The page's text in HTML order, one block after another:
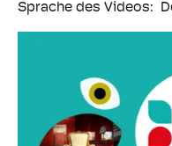
Sprache des Videos